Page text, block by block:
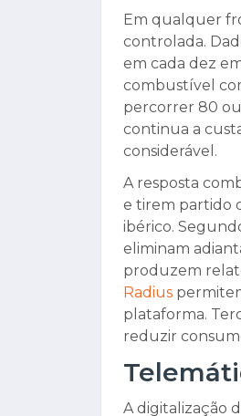
Em qualquer
controlada.
em cada dez
combustível
percorrer 80 ou
continua a
considerável.
A resposta
e tirem partido
ibérico.
eliminam
produzem
Radius
plataforma.
reduzir
A digitalização